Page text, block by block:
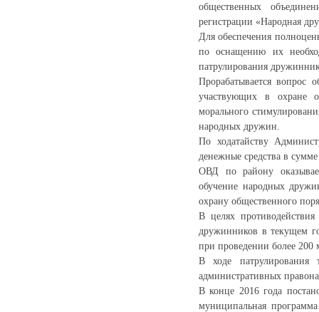
общественных
регистрации «Народная
Для обеспечения
по оснащению их
патрулирования
Прорабатывается вопрос
участвующих в охране
морального
народных дружин.
По ходатайству
денежные средства в
ОВД по району
обучение народных
охрану общественного
В целях
дружинников в текущем
при проведении более
В ходе патрулирования
административных
В конце 2016 года
муниципальная